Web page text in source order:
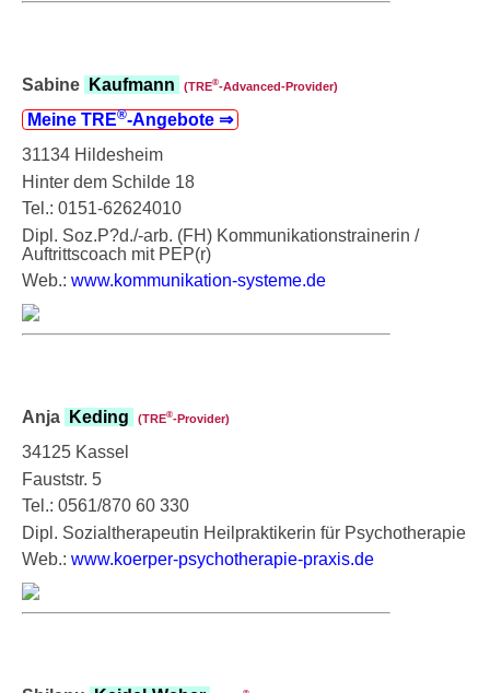
Sabine Kaufmann (TRE®‑Advanced-Provider)
Meine TRE®‑Angebote ⇒
31134 Hildesheim
Hinter dem Schilde 18
Tel.: 0151-62624010
Dipl. Soz.P?d./-arb. (FH) Kommunikationstrainerin /
Auftrittscoach mit PEP(r)
Web.: www.kommunikation-systeme.de
Anja Keding (TRE®‑Provider)
34125 Kassel
Fauststr. 5
Tel.: 0561/870 60 330
Dipl. Sozialtherapeutin Heilpraktikerin für Psychotherapie
Web.: www.koerper-psychotherapie-praxis.de